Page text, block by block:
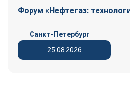
Форум «Нефтегаз:
25.08.2026
Санкт-Петербург